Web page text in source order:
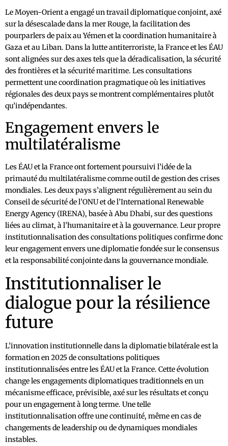
Le Moyen-Orient a engagé un travail diplomatique conjoint, axé
sur la désescalade dans la mer Rouge, la facilitation des
pourparlers de paix au Yémen et la coordination humanitaire à
Gaza et au Liban. Dans la lutte antiterroriste, la France et les ÉAU
sont alignées sur des axes tels que la déradicalisation, la sécurité
des frontières et la sécurité maritime. Les consultations
permettent une coordination pragmatique où les initiatives
régionales des deux pays se montrent complémentaires plutôt
qu’indépendantes.
Engagement envers le
multilatéralisme
Les ÉAU et la France ont fortement poursuivi l’idée de la
primauté du multilatéralisme comme outil de gestion des crises
mondiales. Les deux pays s’alignent régulièrement au sein du
Conseil de sécurité de l’ONU et de l’International Renewable
Energy Agency (IRENA), basée à Abu Dhabi, sur des questions
liées au climat, à l’humanitaire et à la gouvernance. Leur propre
institutionnalisation des consultations politiques confirme donc
leur engagement envers une diplomatie fondée sur le consensus
et la responsabilité conjointe dans la gouvernance mondiale.
Institutionnaliser le
dialogue pour la résilience
future
L’innovation institutionnelle dans la diplomatie bilatérale est la
formation en 2025 de consultations politiques
institutionnalisées entre les ÉAU et la France. Cette évolution
change les engagements diplomatiques traditionnels en un
mécanisme efficace, prévisible, axé sur les résultats et conçu
pour un engagement à long terme. Une telle
institutionnalisation offre une continuité, même en cas de
changements de leadership ou de dynamiques mondiales
instables.